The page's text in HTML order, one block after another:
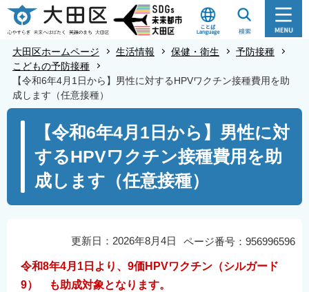
こ
の
大田区ホームページ 生活情報 保健・衛生
予防接種
こどもの予防接種
【令和6年4月1日から】男性に対するHPVワクチン接種費用を助
成します（任意接種）
【令和6年4月1日から】男性に対
するHPVワクチン接種費用を助
成します（任意接種）
ページ番号：956996596
更新日：2026年8月4日
令和8年4月1日より、9価HPVワクチン（シルガード
9） も助成対象となります。